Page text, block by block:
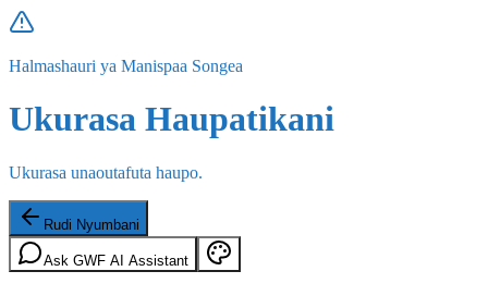
Halmashauri ya Manispaa Songea
Ukurasa Haupatikani
Ukurasa unaoutafuta haupo.
Rudi Nyumbani
Ask GWF AI Assistant